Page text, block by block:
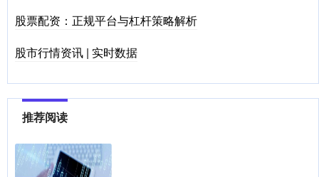
股票配资：正规平台与杠杆策略解析
股市行情资讯 | 实时数据
推荐阅读